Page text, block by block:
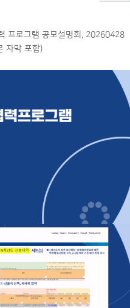
프로그램 공모설명회, 20260428
자막 포함)